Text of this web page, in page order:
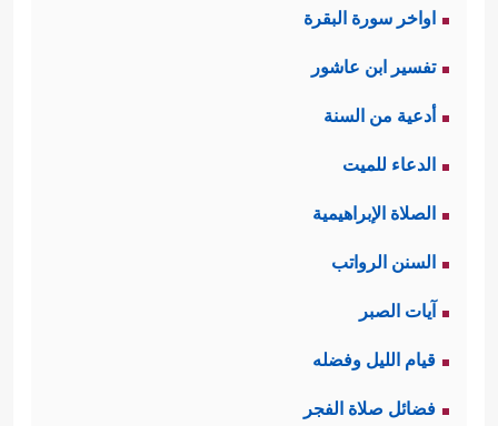
اواخر سورة البقرة
تفسير ابن عاشور
أدعية من السنة
الدعاء للميت
الصلاة الإبراهيمية
السنن الرواتب
آيات الصبر
قيام الليل وفضله
فضائل صلاة الفجر